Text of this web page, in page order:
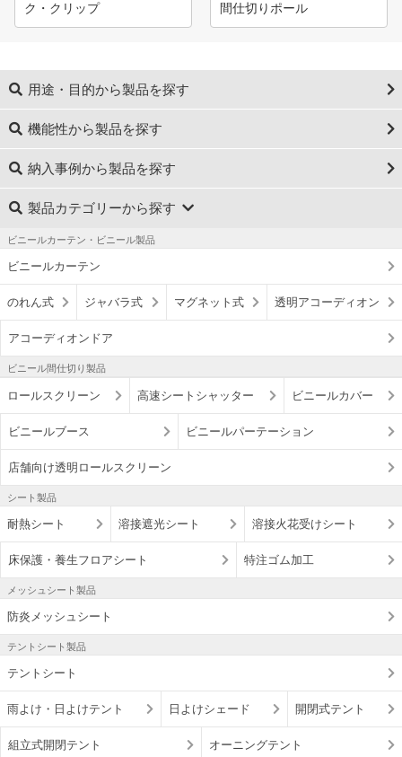
ク・クリップ
間仕切りポール
用途・目的から製品を探す
機能性から製品を探す
納入事例から製品を探す
製品カテゴリーから探す
ビニールカーテン・ビニール製品
ビニールカーテン
のれん式 ジャバラ式 マグネット式 透明アコーディオン
アコーディオンドア
ビニール間仕切り製品
ロールスクリーン 高速シートシャッター ビニールカバー
ビニールブース ビニールパーテーション
店舗向け透明ロールスクリーン
シート製品
耐熱シート 溶接遮光シート 溶接火花受けシート
床保護・養生フロアシート 特注ゴム加工
メッシュシート製品
防炎メッシュシート
テントシート製品
テントシート
雨よけ・日よけテント 日よけシェード 開閉式テント
組立式開閉テント オーニングテント